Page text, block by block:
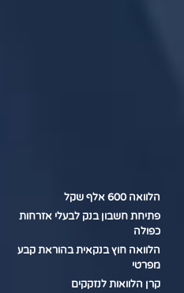
הלוואה 600 אלף שקל
פתיחת חשבון בנק לבעלי אזרחות
כפולה
הלוואה חוץ בנקאית בהוראת קבע
מפרטי
קרן הלוואות לנזקקים